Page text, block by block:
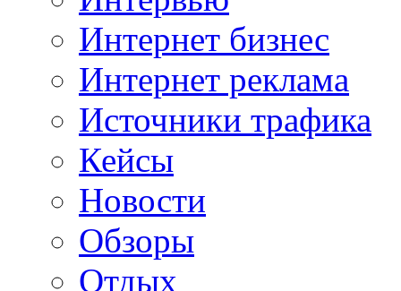
Интернет бизнес
Интернет реклама
Источники трафика
Кейсы
Новости
Обзоры
Отдых